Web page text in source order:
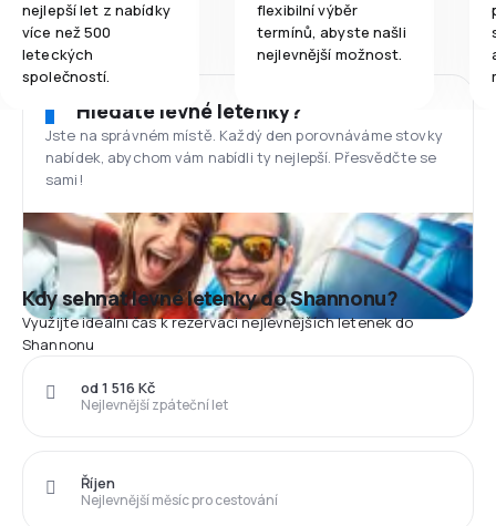
nejlepší let z nabídky
více než 500
leteckých
společností.
flexibilní výběr
termínů, abyste našli
nejlevnější možnost.
Hledáte levné letenky?
Jste na správném místě. Každý den porovnáváme stovky
nabídek, abychom vám nabídli ty nejlepší. Přesvědčte se
sami!
Kdy sehnat levné letenky do Shannonu?
Využijte ideální čas k rezervaci nejlevnějších letenek do
Shannonu
Nejlevnější zpáteční let
od 1 516 Kč
Nejlevnější měsíc pro cestování
Říjen